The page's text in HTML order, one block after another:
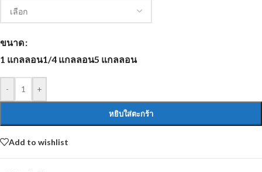
ขนาด
1 แกลลอน1/4 แกลลอน5 แกลลอน
- +
หยิบใส่ตะกร้า
Add to wishlist